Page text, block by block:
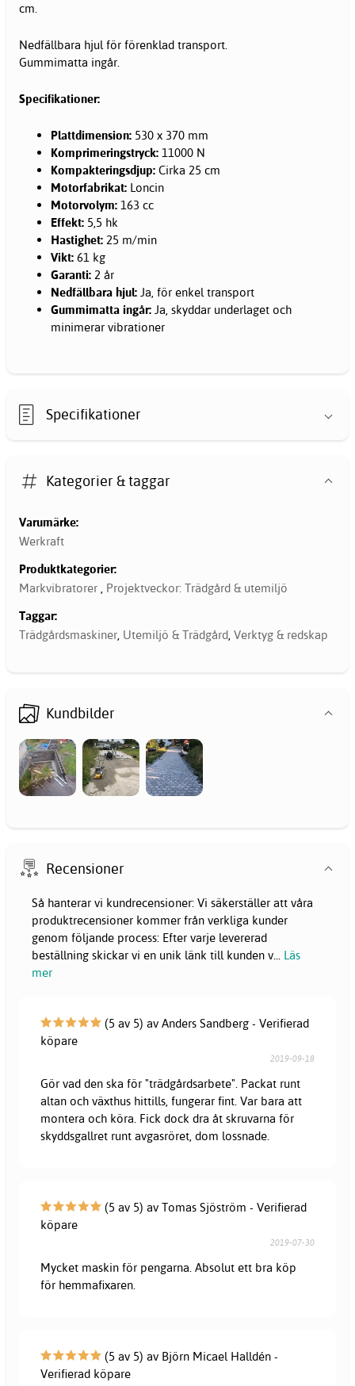
cm.
Nedfällbara hjul för förenklad transport.
Gummimatta ingår.
Specifikationer:
Plattdimension: 530 x 370 mm
Komprimeringstryck: 11000 N
Kompakteringsdjup: Cirka 25 cm
Motorfabrikat: Loncin
Motorvolym: 163 cc
Effekt: 5,5 hk
Hastighet: 25 m/min
Vikt: 61 kg
Garanti: 2 år
Nedfällbara hjul: Ja, för enkel transport
Gummimatta ingår: Ja, skyddar underlaget och
minimerar vibrationer
Specifikationer
Kategorier & taggar
Varumärke:
Werkraft
Produktkategorier:
Markvibratorer
Projektveckor: Trädgård & utemiljö
Taggar:
Trädgårdsmaskiner Utemiljö & Trädgård Verktyg & redskap
Kundbilder
Recensioner
Så hanterar vi kundrecensioner: Vi säkerställer att våra
produktrecensioner kommer från verkliga kunder
genom följande process: Efter varje levererad
beställning skickar vi en unik länk till kunden v... Läs
mer
(5 av 5) av Anders Sandberg - Verifierad
köpare
2019-09-18
Gör vad den ska för "trädgårdsarbete". Packat runt
altan och växthus hittills, fungerar fint. Var bara att
montera och köra. Fick dock dra åt skruvarna för
skyddsgallret runt avgasröret, dom lossnade.
(5 av 5) av Tomas Sjöström - Verifierad
köpare
2019-07-30
Mycket maskin för pengarna. Absolut ett bra köp
för hemmafixaren.
(5 av 5) av Björn Micael Halldén -
Verifierad köpare